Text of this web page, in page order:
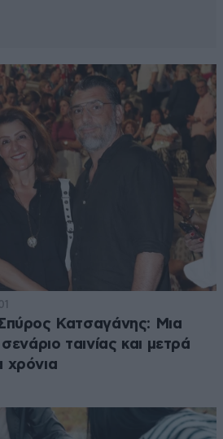
Κατσαγάνης: Μια
ταινίας και μετρά